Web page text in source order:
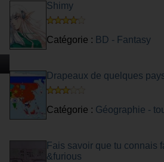
Shimy
Catégorie : BD - Fantasy
Drapeaux de quelques
Catégorie : Géographie -
Fais savoir que tu connais
&furious